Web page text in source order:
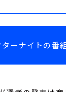
ーナイトの番